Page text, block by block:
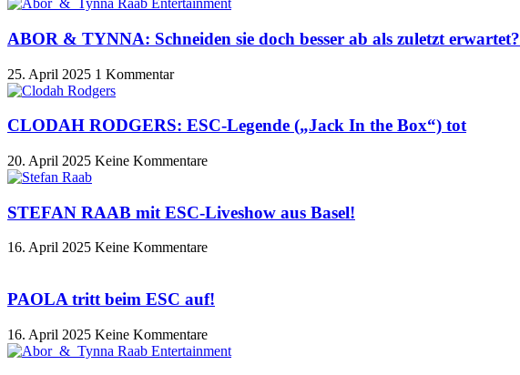
ABOR & TYNNA: Schneiden sie doch besser ab als zuletzt erwartet?
25. April 2025 1 Kommentar
CLODAH RODGERS: ESC-Legende („Jack In the Box“) tot
20. April 2025 Keine Kommentare
STEFAN RAAB mit ESC-Liveshow aus Basel!
16. April 2025 Keine Kommentare
PAOLA tritt beim ESC auf!
16. April 2025 Keine Kommentare